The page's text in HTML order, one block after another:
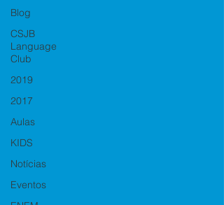
Blog
CSJB
Language
Club
2019
2017
Aulas
KIDS
Notícias
Eventos